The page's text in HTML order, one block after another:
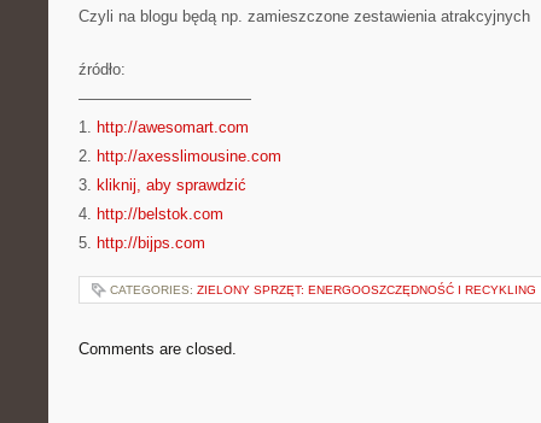
Czyli na blogu będą np. zamieszczone zestawienia atrakcyjnych
źródło:
———————————
1. http://awesomart.com
2. http://axesslimousine.com
3. kliknij, aby sprawdzić
4. http://belstok.com
5. http://bijps.com
CATEGORIES: ZIELONY SPRZĘT: ENERGOOSZCZĘDNOŚĆ I RECYKLING
Comments are closed.